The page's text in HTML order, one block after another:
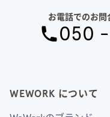
WEWORK について
お電話でのお問
050 -